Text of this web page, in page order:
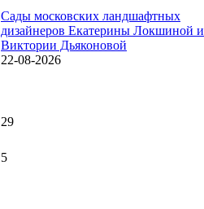
Сады московских ландшафтных
дизайнеров Екатерины Локшиной и
Виктории Дьяконовой
22-08-2026
29
5